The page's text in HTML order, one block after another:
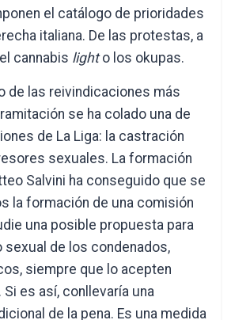
el catálogo de prioridades
italiana. De las protestas, a
cannabis lighto los okupas.
de las reivindicaciones más
se ha colado una de
de La Liga: la castración
sexuales. La formación
Salvini ha conseguido que se
la formación de una comisión
una posible propuesta para
sexual de los condenados,
siempre que lo acepten
es así, conllevaría una
de la pena. Es una medida